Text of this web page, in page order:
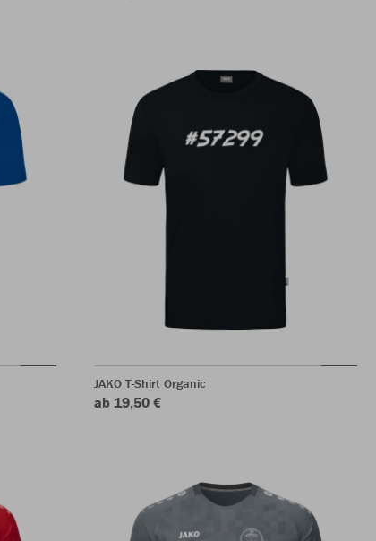
JAKO T-Shirt Organic
ab 19,50 €